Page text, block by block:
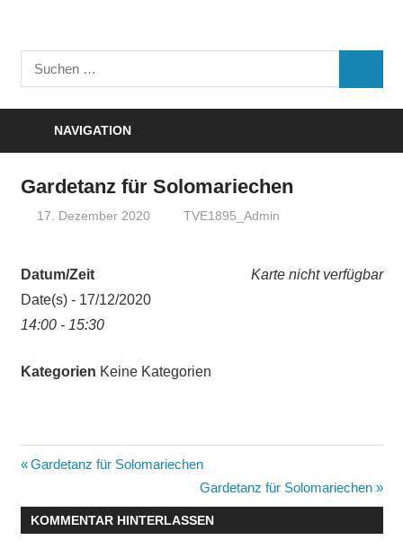
Turnverein
"Frisch
Suchen
nach:
NAVIGATION
Gardetanz für Solomariechen
17. Dezember 2020 TVE1895_Admin
Karte nicht verfügbar
Datum/Zeit
Date(s) - 17/12/2020
14:00 - 15:30
Kategorien Keine Kategorien
Beitragsnavigation
Vorheriger
Gardetanz für Solomariechen
Nächster
Beitrag:
Gardetanz für Solomariechen
KOMMENTAR HINTERLASSEN